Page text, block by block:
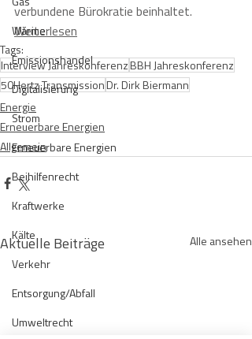
Wärme
Emissionshandel
Digitalisierung
Strom
Erneuerbare Energien
Beihilfenrecht
Kraftwerke
Kälte
Verkehr
Entsorgung/Abfall
Umweltrecht
verbundene Bürokratie beinhaltet.
Weiterlesen
Tags:
Interview JahreskonferenzBBH Jahreskonferenz
50Hertz TransmissionDr. Dirk Biermann
Energie
Erneuerbare Energien
Allgemein
Aktuelle Beiträge Alle ansehen